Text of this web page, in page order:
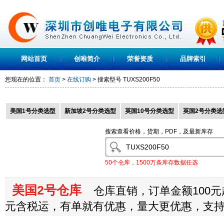
网站首页 创唯简介 荣誉资质 品牌索引
您现在的位置： 首页 > 在线订购 > 搜索型号 TUXS200F50
美国1号分类选型 新加坡2号分类选型 英国10号分类选型 英国2号分类选
搜索查看价格，货期，PDF，及最新库存
50个仓库，1500万条库存数据任选
美国2号仓库 仓库直销，订单金额100元
元含税运，有单就有优惠，量大更优惠，支